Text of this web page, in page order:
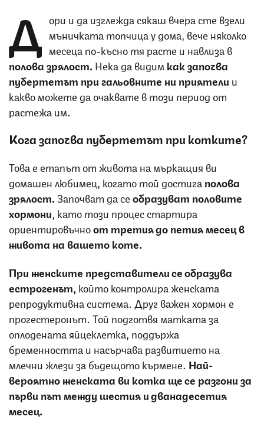
Д ори и да изглежда сякаш вчера сте взели
мъничката топчица у дома, вече няколко
месеца по-късно тя расте и навлиза в
полова зрялост. Нека да видим как започва
пубертетът при гальовните ни приятели и
какво можете да очаквате в този период от
растежа им.
Кога започва пубертетът при котките?
Това е етапът от живота на мъркащия ви
домашен любимец, когато той достига полова
зрялост. Започват да сеобразуват половите
хормони , като този процес стартира
ориентировъчноот третия до петия месец в
живота на вашето коте.
При женските представители се образува
естрогенът, който контролира женската
репродуктивна система. Друг важен хормон е
прогестеронът. Той подготвя матката за
оплодената яйцеклетка, поддържа
бременността и насърчава развитието на
млечни жлези за бъдещото кърмене. Най-
вероятно женската ви котка ще се разгони за
първи път между шестия и дванадесетия
месец.